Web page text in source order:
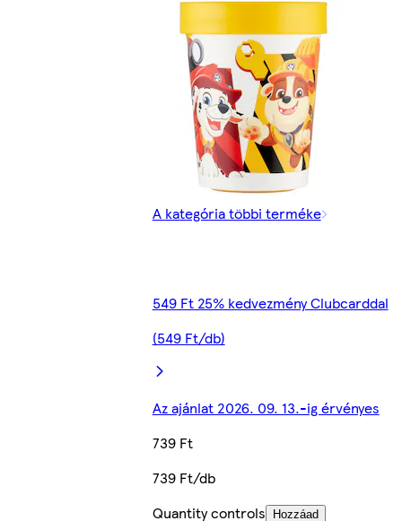
A kategória többi terméke
549 Ft 25% kedvezmény Clubcarddal
(549 Ft/db)
Az ajánlat 2026. 09. 13.-ig érvényes
739 Ft
739 Ft/db
Quantity controls
Hozzáad